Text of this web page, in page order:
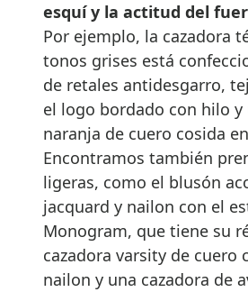
esquí y la actitud del
Por ejemplo, la cazadora
tonos grises está
de retales antidesgarro,
el logo bordado con hilo
naranja de cuero cosida
Encontramos también
ligeras, como el blusón
jacquard y nailon con el
Monogram, que tiene su
cazadora varsity de cuero
nailon y una cazadora de